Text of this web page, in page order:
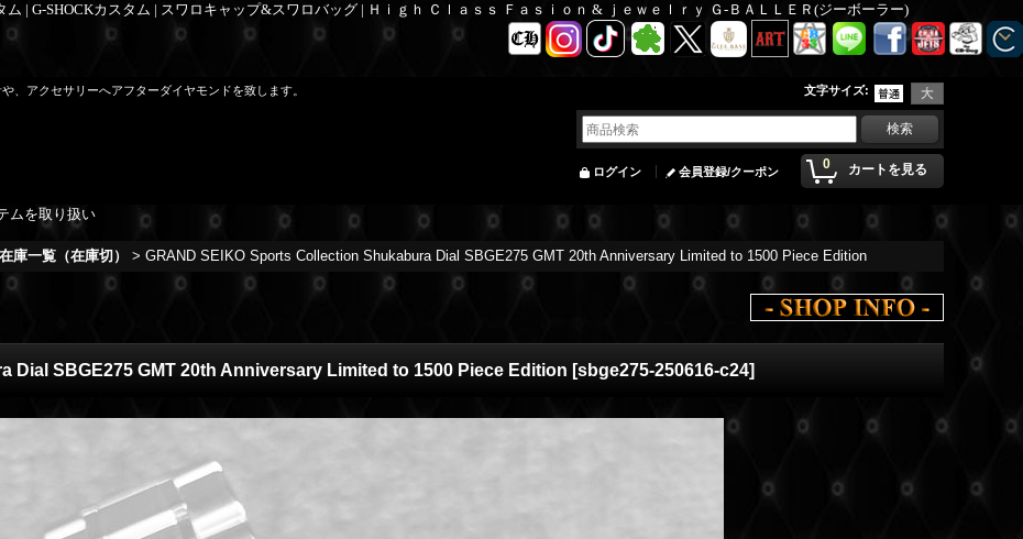
| G-SHOCKカスタム | スワロキャップ&スワロバッグ | Ｈｉｇｈ Ｃｌａｓｓ Ｆａｓｉｏｎ & ｊｅｗｅｌｒｙ Ｇ-ＢＡＬＬＥＲ(ジーボーラー)
、アクセサリーへアフターダイヤモンドを致します。 文字サイズ:
0 カートを見る
ログイン 会員登録/クーポン
ムを取り扱い
庫一覧（在庫切） > GRAND SEIKO Sports Collection Shukabura Dial SBGE275 GMT 20th Anniversary Limited to 1500 Piece Edition
Dial SBGE275 GMT 20th Anniversary Limited to 1500 Piece Edition [sbge275-250616-c24]